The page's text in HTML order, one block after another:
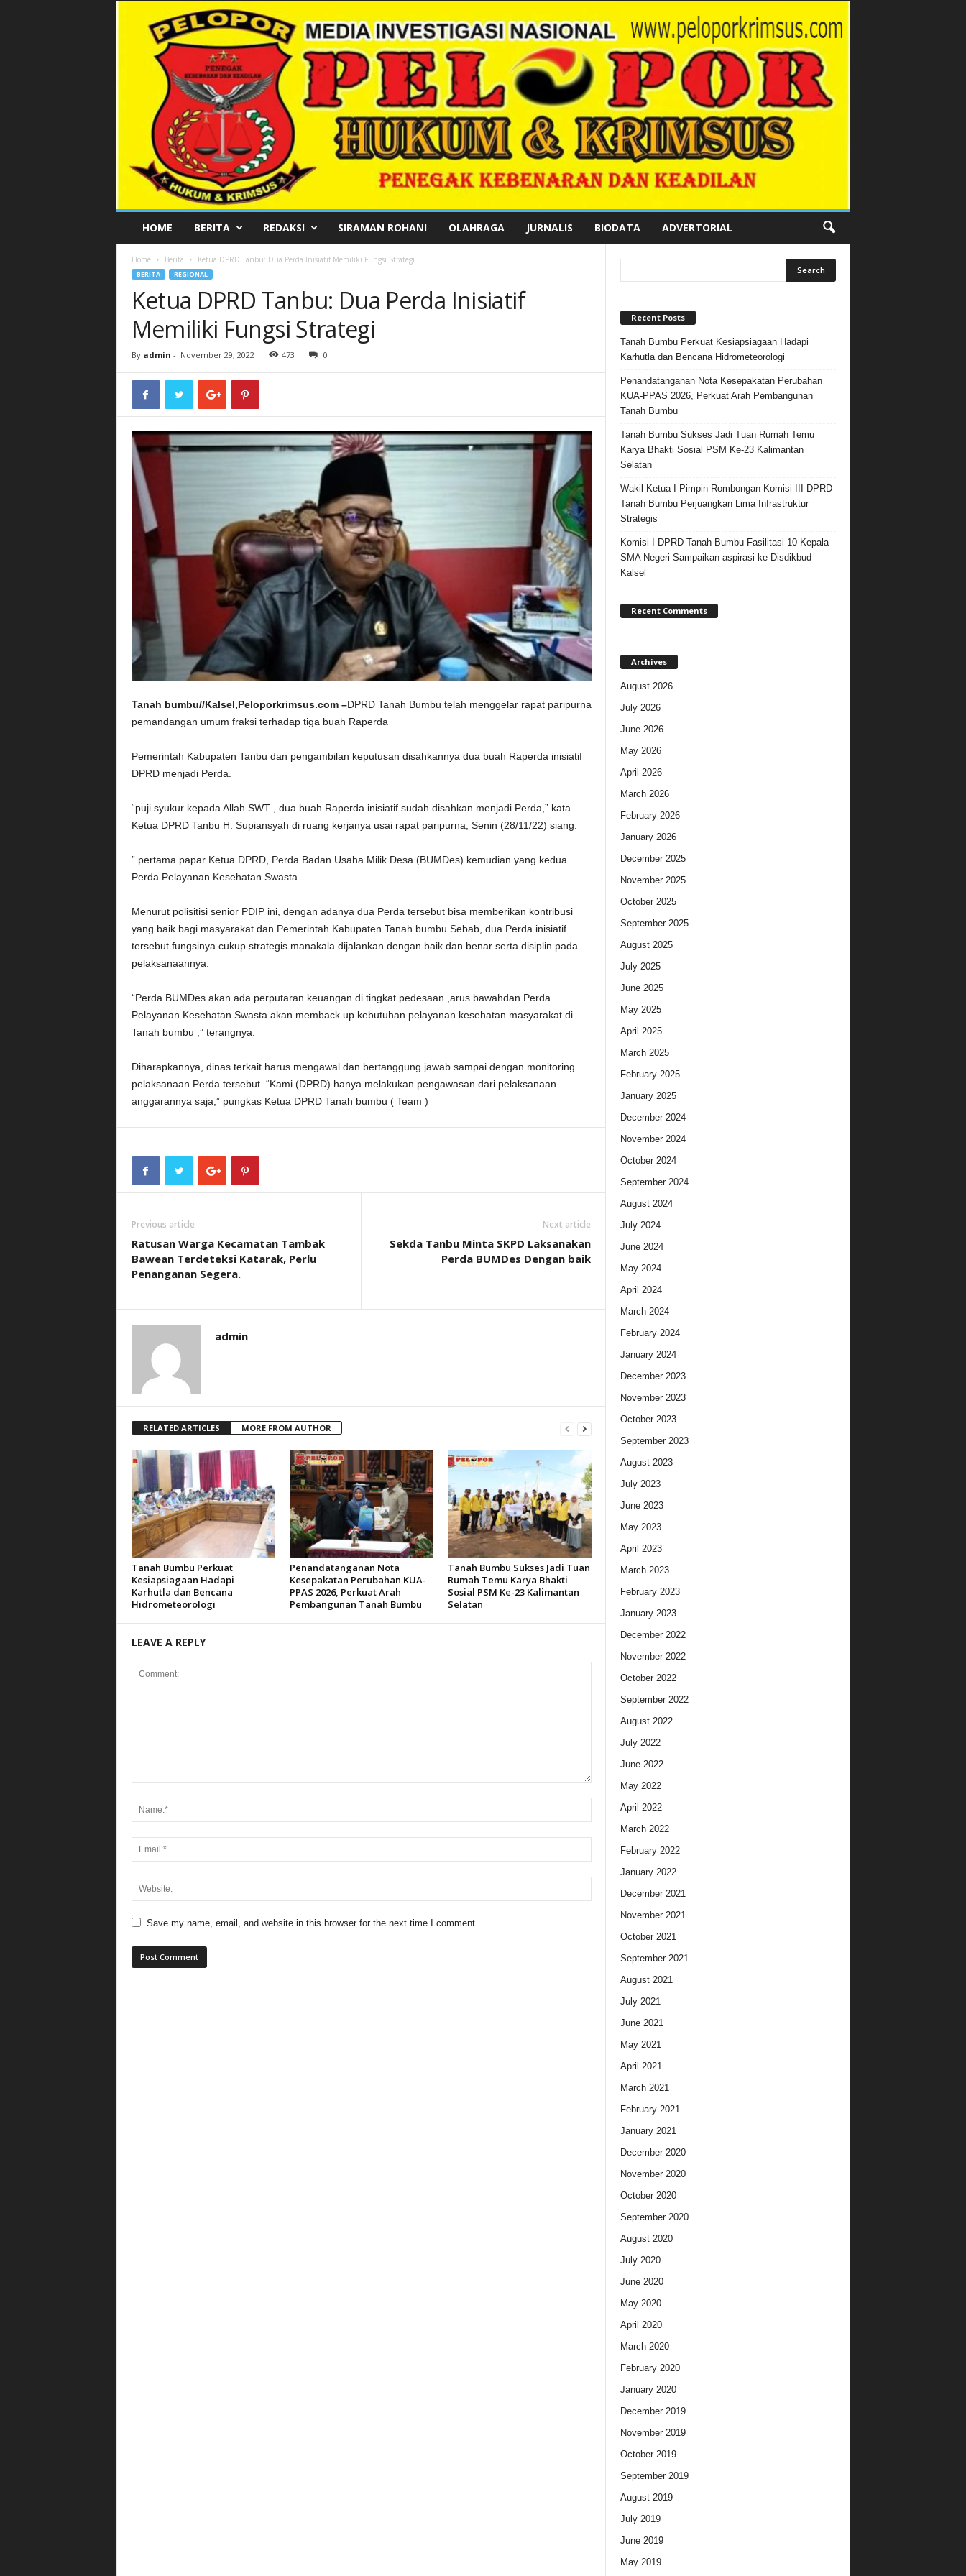
L
HOME BERITA REDAKSI SIRAMAN ROHANI OLAHRAGA JURNALIS BIODATA ADVERTORIAL
Home Berita Ketua DPRD Tanbu: Dua Perda Inisiatif Memiliki Fungsi Strategi
BERITA REGIONAL
Ketua DPRD Tanbu: Dua Perda Inisiatif
Memiliki Fungsi Strategi
By admin - November 29, 2022 473 0
Tanah bumbu//Kalsel,Peloporkrimsus.com –DPRD Tanah Bumbu telah menggelar rapat paripurna
pemandangan umum fraksi terhadap tiga buah Raperda
Pemerintah Kabupaten Tanbu dan pengambilan keputusan disahkannya dua buah Raperda inisiatif
DPRD menjadi Perda.
“puji syukur kepada Allah SWT , dua buah Raperda inisiatif sudah disahkan menjadi Perda,” kata
Ketua DPRD Tanbu H. Supiansyah di ruang kerjanya usai rapat paripurna, Senin (28/11/22) siang.
” pertama papar Ketua DPRD, Perda Badan Usaha Milik Desa (BUMDes) kemudian yang kedua
Perda Pelayanan Kesehatan Swasta.
Menurut polisitisi senior PDIP ini, dengan adanya dua Perda tersebut bisa memberikan kontribusi
yang baik bagi masyarakat dan Pemerintah Kabupaten Tanah bumbu Sebab, dua Perda inisiatif
tersebut fungsinya cukup strategis manakala dijalankan dengan baik dan benar serta disiplin pada
pelaksanaannya.
“Perda BUMDes akan ada perputaran keuangan di tingkat pedesaan ,arus bawahdan Perda
Pelayanan Kesehatan Swasta akan memback up kebutuhan pelayanan kesehatan masyarakat di
Tanah bumbu ,” terangnya.
Diharapkannya, dinas terkait harus mengawal dan bertanggung jawab sampai dengan monitoring
pelaksanaan Perda tersebut. “Kami (DPRD) hanya melakukan pengawasan dari pelaksanaan
anggarannya saja,” pungkas Ketua DPRD Tanah bumbu ( Team )
Previous article
Ratusan Warga Kecamatan Tambak
Bawean Terdeteksi Katarak, Perlu
Penanganan Segera.
Next article
Sekda Tanbu Minta SKPD Laksanakan
Perda BUMDes Dengan baik
admin
RELATED ARTICLES MORE FROM AUTHOR
Tanah Bumbu Perkuat
Kesiapsiagaan Hadapi
Karhutla dan Bencana
Hidrometeorologi
Penandatanganan Nota
Kesepakatan Perubahan KUA-
PPAS 2026, Perkuat Arah
Pembangunan Tanah Bumbu
Tanah Bumbu Sukses Jadi Tuan
Rumah Temu Karya Bhakti
Sosial PSM Ke-23 Kalimantan
Selatan
LEAVE A REPLY
Save my name, email, and website in this browser for the next time I comment.
Recent Posts
Tanah Bumbu Perkuat Kesiapsiagaan Hadapi
Karhutla dan Bencana Hidrometeorologi
Penandatanganan Nota Kesepakatan Perubahan
KUA-PPAS 2026, Perkuat Arah Pembangunan
Tanah Bumbu
Tanah Bumbu Sukses Jadi Tuan Rumah Temu
Karya Bhakti Sosial PSM Ke-23 Kalimantan
Selatan
Wakil Ketua I Pimpin Rombongan Komisi III DPRD
Tanah Bumbu Perjuangkan Lima Infrastruktur
Strategis
Komisi I DPRD Tanah Bumbu Fasilitasi 10 Kepala
SMA Negeri Sampaikan aspirasi ke Disdikbud
Kalsel
Recent Comments
Archives
August 2026
July 2026
June 2026
May 2026
April 2026
March 2026
February 2026
January 2026
December 2025
November 2025
October 2025
September 2025
August 2025
July 2025
June 2025
May 2025
April 2025
March 2025
February 2025
January 2025
December 2024
November 2024
October 2024
September 2024
August 2024
July 2024
June 2024
May 2024
April 2024
March 2024
February 2024
January 2024
December 2023
November 2023
October 2023
September 2023
August 2023
July 2023
June 2023
May 2023
April 2023
March 2023
February 2023
January 2023
December 2022
November 2022
October 2022
September 2022
August 2022
July 2022
June 2022
May 2022
April 2022
March 2022
February 2022
January 2022
December 2021
November 2021
October 2021
September 2021
August 2021
July 2021
June 2021
May 2021
April 2021
March 2021
February 2021
January 2021
December 2020
November 2020
October 2020
September 2020
August 2020
July 2020
June 2020
May 2020
April 2020
March 2020
February 2020
January 2020
December 2019
November 2019
October 2019
September 2019
August 2019
July 2019
June 2019
May 2019